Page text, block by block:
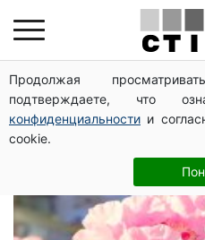
Продолжая
подтверждаете, что
конфиденциальности и
cookie.
цветы